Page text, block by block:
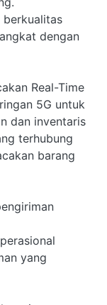
berkualitas
dengan
Real-Time
5G untuk
dan inventaris
terhubung
barang
yang